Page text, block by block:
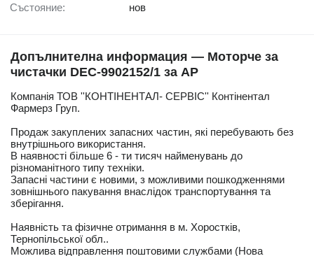
Състояние: нов
Допълнителна информация — Моторче за
чистачки DEC-9902152/1 за AP
Компанія ТОВ ''КОНТІНЕНТАЛ- СЕРВІС'' Контінентал
Фармерз Груп.
Продаж закуплених запасних частин, які перебувають без
внутрішнього використання.
В наявності більше 6 - ти тисяч найменувань до
різноманітного типу техніки.
Запасні частини є новими, з можливими пошкодженнями
зовнішнього пакування внаслідок транспортування та
зберігання.
Наявність та фізичне отримання в м. Хоростків,
Тернопільської обл..
Можлива відправлення поштовими службами (Нова